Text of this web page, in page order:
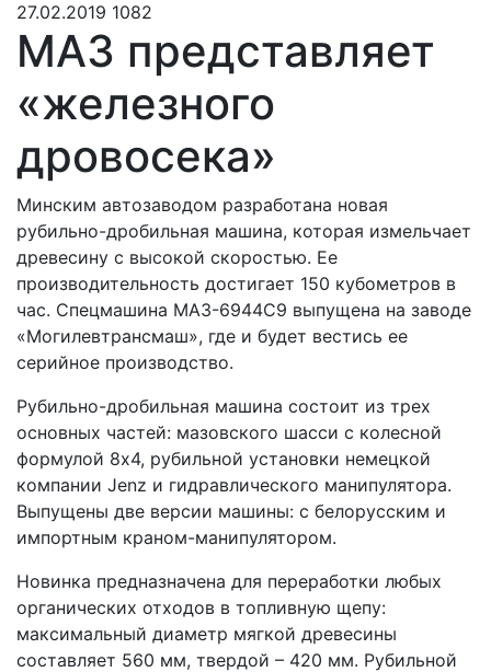
27.02.2019 1082
МАЗ представляет
«железного
дровосека»
Минским автозаводом разработана новая
рубильно-дробильная машина, которая измельчает
древесину с высокой скоростью. Ее
производительность достигает 150 кубометров в
час. Спецмашина МАЗ-6944C9 выпущена на заводе
«Могилевтрансмаш», где и будет вестись ее
серийное производство.
Рубильно-дробильная машина состоит из трех
основных частей: мазовского шасси с колесной
формулой 8x4, рубильной установки немецкой
компании Jenz и гидравлического манипулятора.
Выпущены две версии машины: с белорусским и
импортным краном-манипулятором.
Новинка предназначена для переработки любых
органических отходов в топливную щепу:
максимальный диаметр мягкой древесины
составляет 560 мм, твердой – 420 мм. Рубильной